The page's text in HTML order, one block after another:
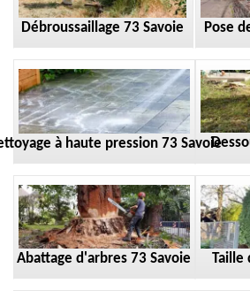
Débroussaillage 73 Savoie Pose
à haute pression 73 Savoie
Abattage d'arbres 73 Savoie Taille